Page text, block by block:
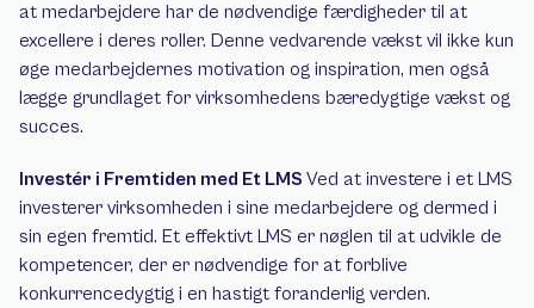
at medarbejdere har de nødvendige færdigheder til at
excellere i deres roller. Denne vedvarende vækst vil ikke kun
øge medarbejdernes motivation og inspiration, men også
lægge grundlaget for virksomhedens bæredygtige vækst og
succes.
Investér i Fremtiden med Et LMS Ved at investere i et LMS
investerer virksomheden i sine medarbejdere og dermed i
sin egen fremtid. Et effektivt LMS er nøglen til at udvikle de
kompetencer, der er nødvendige for at forblive
konkurrencedygtig i en hastigt foranderlig verden.